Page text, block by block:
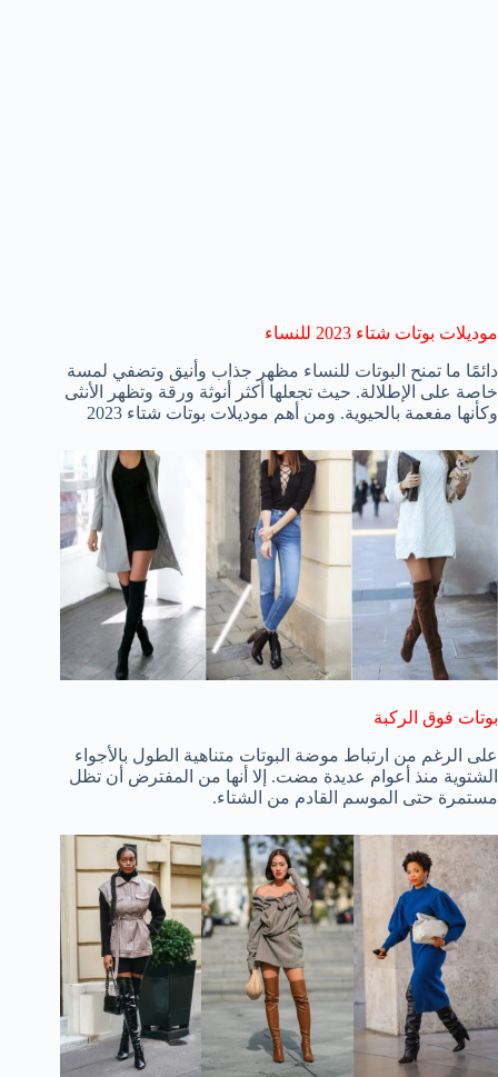
موديلات بوتات شتاء 2023 للنساء
دائمًا ما تمنح البوتات للنساء مظهر جذاب وأنيق وتضفي لمسة
خاصة على الإطلالة. حيث تجعلها أكثر أنوثة ورقة وتظهر الأنثى
وكأنها مفعمة بالحيوية. ومن أهم موديلات بوتات شتاء 2023
بوتات فوق الركبة
على الرغم من ارتباط موضة البوتات متناهية الطول بالأجواء
الشتوية منذ أعوام عديدة مضت. إلا أنها من المفترض أن تظل
مستمرة حتى الموسم القادم من الشتاء.